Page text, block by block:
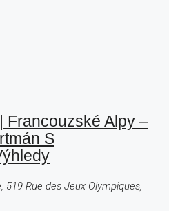
Francouzské Alpy –
S
519 Rue des Jeux Olympiques,